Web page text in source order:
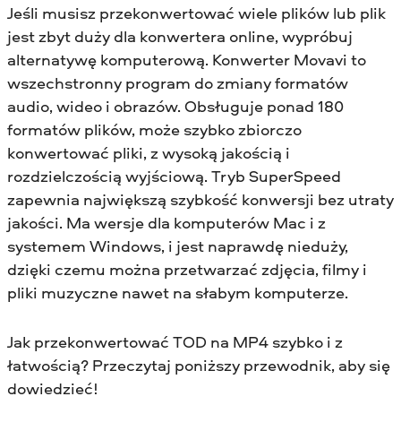
Jeśli musisz przekonwertować wiele plików lub plik
jest zbyt duży dla konwertera online, wypróbuj
alternatywę komputerową. Konwerter Movavi to
wszechstronny program do zmiany formatów
audio, wideo i obrazów. Obsługuje ponad 180
formatów plików, może szybko zbiorczo
konwertować pliki, z wysoką jakością i
rozdzielczością wyjściową. Tryb SuperSpeed
zapewnia największą szybkość konwersji bez utraty
jakości. Ma wersje dla komputerów Mac i z
systemem Windows, i jest naprawdę nieduży,
dzięki czemu można przetwarzać zdjęcia, filmy i
pliki muzyczne nawet na słabym komputerze.
Jak przekonwertować TOD na MP4 szybko i z
łatwością? Przeczytaj poniższy przewodnik, aby się
dowiedzieć!